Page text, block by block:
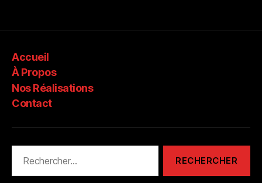
Accueil
À Propos
Nos Réalisations
Contact